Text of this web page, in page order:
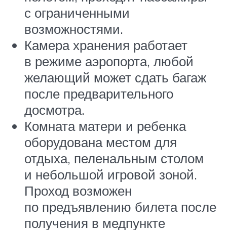
с ограниченными
возможностями.
Камера хранения работает
в режиме аэропорта, любой
желающий может сдать багаж
после предварительного
досмотра.
Комната матери и ребенка
оборудована местом для
отдыха, пеленальным столом
и небольшой игровой зоной.
Проход возможен
по предъявлению билета после
получения в медпункте